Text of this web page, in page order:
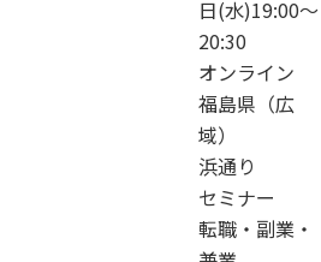
日(水)19:00～
20:30
オンライン
福島県（広
域）
浜通り
セミナー
転職・副業・